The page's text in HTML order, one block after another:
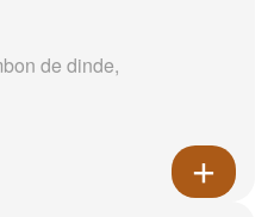
de dinde,